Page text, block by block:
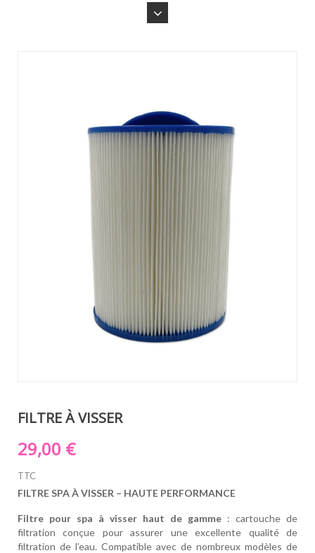
FILTRE À VISSER
29,00 €
TTC
FILTRE SPA À VISSER – HAUTE PERFORMANCE
Filtre pour spa à visser haut de gamme : cartouche de
filtration conçue pour assurer une excellente qualité de
filtration de l’eau. Compatible avec de nombreux modèles de